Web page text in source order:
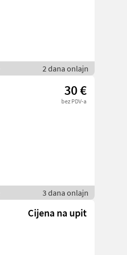
2 dana onlajn
30 €
bez PDV-a
3 dana onlajn
Cijena na upit